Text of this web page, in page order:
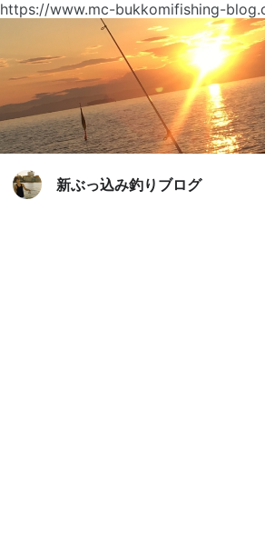
https://www.mc-bukkomifishing-
新ぶっ込み釣りブログ